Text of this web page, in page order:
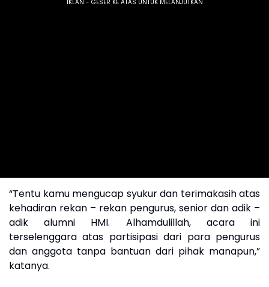
“Tentu kamu mengucap syukur dan terimakasih atas
kehadiran rekan – rekan pengurus, senior dan adik –
adik alumni HMI. Alhamdulillah, acara ini
terselenggara atas partisipasi dari para pengurus
dan anggota tanpa bantuan dari pihak manapun,”
katanya.